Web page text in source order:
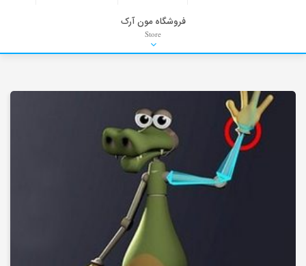
PNG-PSD
Background
Stock Images
فروشگاه مون آرک
Store